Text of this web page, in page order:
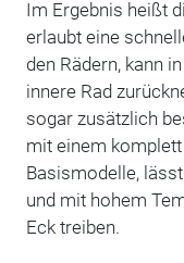
Im Ergebnis heißt
erlaubt eine
den Rädern, kann
innere Rad
sogar zusätzlich
mit einem
Basismodelle,
und mit hohem
Eck treiben.